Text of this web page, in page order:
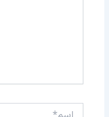
اسم*